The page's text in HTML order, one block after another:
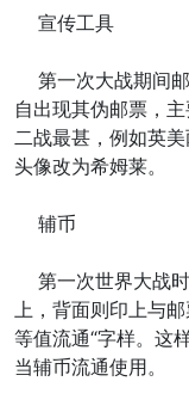
宣传工具
第一次大战期间
自出现其伪邮票，
二战最甚，例如英
头像改为希姆莱。
辅币
第一次世界大战
上，背面则印上与
等值流通“字样。这
当辅币流通使用。